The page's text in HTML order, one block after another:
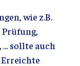
wie z.B.
Prüfung,
… sollte auch
Erreichte